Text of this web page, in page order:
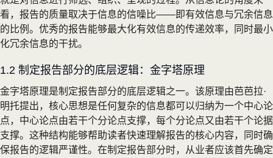
看，报告的质量取决于信息的信噪比——即有效信息与冗余信息
的比例。优秀的报告能够最大化有效信息的传递效率，同时最小
化冗余信息的干扰。
1.2 制定报告部分的底层逻辑：金字塔原理
金字塔原理是制定报告部分的底层逻辑之一。该原理由芭芭拉·
明托提出，核心思想是任何复杂的信息都可以归纳为一个中心论
点，中心论点由若干个分论点支撑，每个分论点又由若干个论据
支撑。这种结构能够帮助读者快速理解报告的核心内容，同时确
保报告的逻辑严谨性。在制定报告部分时，从业者应该首先确定